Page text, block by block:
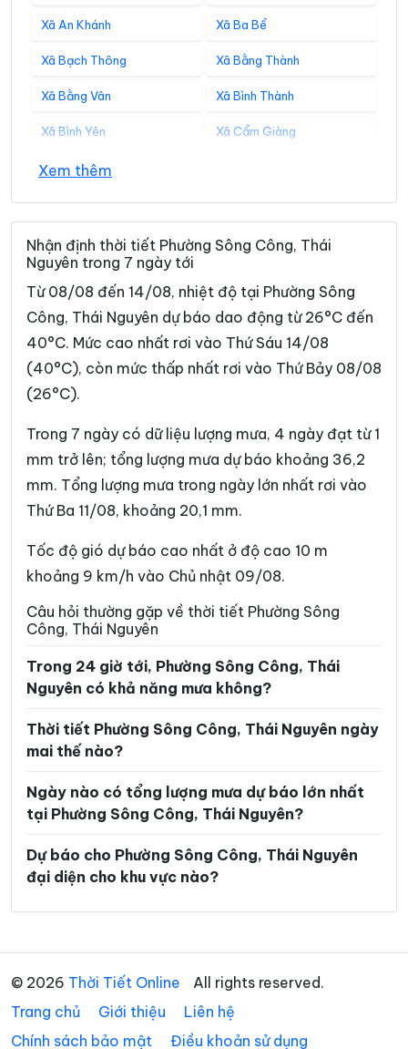
Xã An Khánh Xã Ba Bể
Xã Bạch Thông Xã Bằng Thành
Xã Bằng Vân Xã Bình Thành
Xã Bình Yên Xã Cẩm Giàng
Xã Cao Minh
Xã Chợ Mới Xã Chợ Rã
Xã Côn Minh Xã Cường Lợi
Xã Đại Phúc
Xã Dân Tiến Xã Điềm Thụy
Xã Định Hóa Xã Đồng Hỷ
Xã Đồng Phúc
Xã Kha Sơn Xã Kim Phượng
Xã La Bằng Xã La Hiên
Xã Lam Vỹ
Xã Na Rì Xã Nam Cường
Xã Nghĩa Tá
Xã Nghinh Tường Xã Phong Quang
Xã Phú Bình Xã Phú Đình
Xã Phú Lạc Xã Phú Lương
Xã Phú Thịnh Xã Phủ Thông
Xã Phú Xuyên Xã Phúc Lộc
Xã Quảng Bạch Xã Quang Sơn
Xã Sảng Mộc Xã Tân Cương
Xã Tân Khánh Xã Tân Kỳ
Xã Tân Thành Xã Thần Sa
Xã Thành Công Xã Thanh Mai
Xem thêm
Nhận định thời tiết Phường Sông Công, Thái
Nguyên trong 7 ngày tới
Từ 08/08 đến 14/08, nhiệt độ tại Phường Sông
Công, Thái Nguyên dự báo dao động từ 26°C đến
40°C. Mức cao nhất rơi vào Thứ Sáu 14/08
(40°C), còn mức thấp nhất rơi vào Thứ Bảy 08/08
(26°C).
Trong 7 ngày có dữ liệu lượng mưa, 4 ngày đạt từ 1
mm trở lên; tổng lượng mưa dự báo khoảng 36,2
mm. Tổng lượng mưa trong ngày lớn nhất rơi vào
Thứ Ba 11/08, khoảng 20,1 mm.
Tốc độ gió dự báo cao nhất ở độ cao 10 m
khoảng 9 km/h vào Chủ nhật 09/08.
Câu hỏi thường gặp về thời tiết Phường Sông
Công, Thái Nguyên
Trong 24 giờ tới, Phường Sông Công, Thái
Nguyên có khả năng mưa không?
Thời tiết Phường Sông Công, Thái Nguyên ngày
mai thế nào?
Ngày nào có tổng lượng mưa dự báo lớn nhất
tại Phường Sông Công, Thái Nguyên?
Dự báo cho Phường Sông Công, Thái Nguyên
đại diện cho khu vực nào?
© 2026 Thời Tiết Online
All rights reserved.
Trang chủ
Giới thiệu
Liên hệ
Chính sách bảo mật
Điều khoản sử dụng